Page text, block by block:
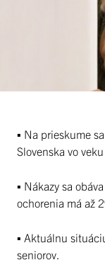
▪ Na prieskume
Slovenska vo
▪ Nákazy sa
ochorenia má až
▪ Aktuálnu
seniorov.